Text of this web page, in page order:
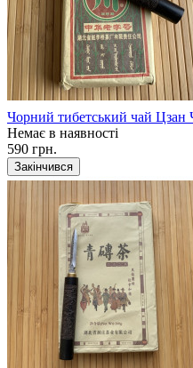
Чорний тибетський чай Цзан
Немає в наявності
590 грн.
Закінчився